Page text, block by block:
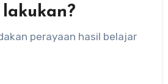
perayaan hasil belajar